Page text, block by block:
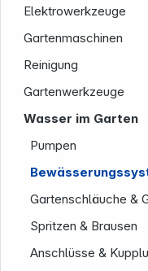
Elektrowerkzeuge
Gartenmaschinen
Reinigung
Gartenwerkzeuge
Wasser im Garten
Pumpen
Gartenschläuche &
Spritzen & Brausen
Anschlüsse &
Service